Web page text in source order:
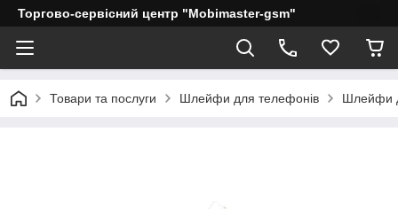
Торгово-сервісний центр "Mobimaster-gsm"
Товари та послуги Шлейфи для телефонів Шлейфи